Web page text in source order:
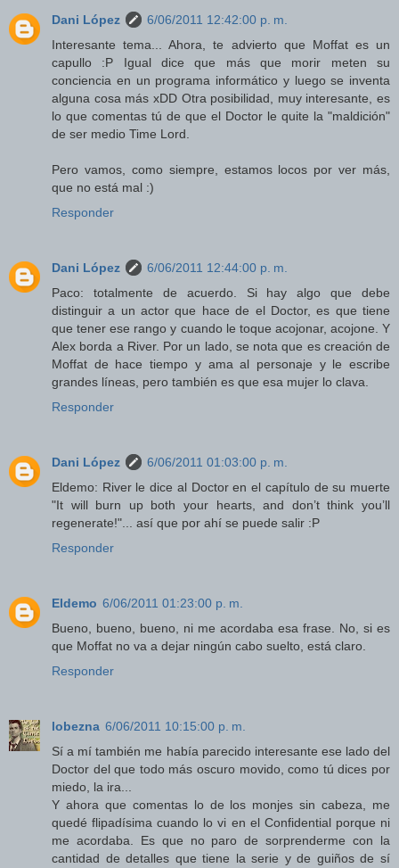
Dani López
6/06/2011 12:42:00 p. m.
Interesante tema... Ahora, te advierto que Moffat es un
capullo :P Igual dice que más que morir meten su
conciencia en un programa informático y luego se inventa
alguna cosa más xDD Otra posibilidad, muy interesante, es
lo que comentas tú de que el Doctor le quite la "maldición"
de ser medio Time Lord.
Pero vamos, como siempre, estamos locos por ver más,
que no está mal :)
Responder
Dani López
6/06/2011 12:44:00 p. m.
Paco: totalmente de acuerdo. Si hay algo que debe
distinguir a un actor que hace de el Doctor, es que tiene
que tener ese rango y cuando le toque acojonar, acojone. Y
Alex borda a River. Por un lado, se nota que es creación de
Moffat de hace tiempo y ama al personaje y le escribe
grandes líneas, pero también es que esa mujer lo clava.
Responder
Dani López
6/06/2011 01:03:00 p. m.
Eldemo: River le dice al Doctor en el capítulo de su muerte
"It will burn up both your hearts, and don’t think you’ll
regenerate!"... así que por ahí se puede salir :P
Responder
Eldemo 6/06/2011 01:23:00 p. m.
Bueno, bueno, bueno, ni me acordaba esa frase. No, si es
que Moffat no va a dejar ningún cabo suelto, está claro.
Responder
lobezna 6/06/2011 10:15:00 p. m.
Sí a mí también me había parecido interesante ese lado del
Doctor del que todo más oscuro movido, como tú dices por
miedo, la ira...
Y ahora que comentas lo de los monjes sin cabeza, me
quedé flipadísima cuando lo vi en el Confidential porque ni
me acordaba. Es que no paro de sorprenderme con la
cantidad de detalles que tiene la serie y de guiños de sí